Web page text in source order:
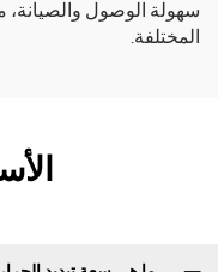
سهولة الوصول والصيانة،
المختلفة.